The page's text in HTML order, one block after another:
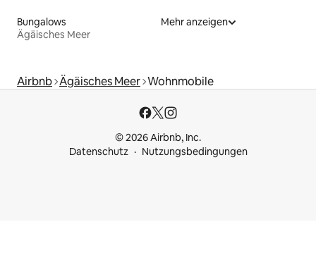
Bungalows
Ägäisches Meer
Mehr anzeigen
Airbnb Ägäisches Meer Wohnmobile
© 2026 Airbnb, Inc.
Datenschutz
Nutzungsbedingungen